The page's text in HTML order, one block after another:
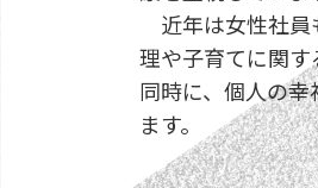
近年は女性社員
理や子育てに関
同時に、個人の
ます。